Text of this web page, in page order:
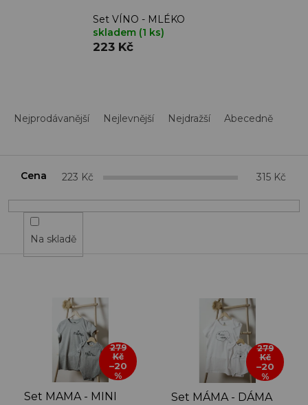
Set VÍNO - MLÉKO
skladem (1 ks)
223 Kč
r
Nejprodávanější Nejlevnější Nejdražší Abecedně
Cena 223 Kč 315 Kč
Na skladě
279
Kč
–20
%
Set MAMA - MINI
279
Kč
–20
%
Set MÁMA - DÁMA